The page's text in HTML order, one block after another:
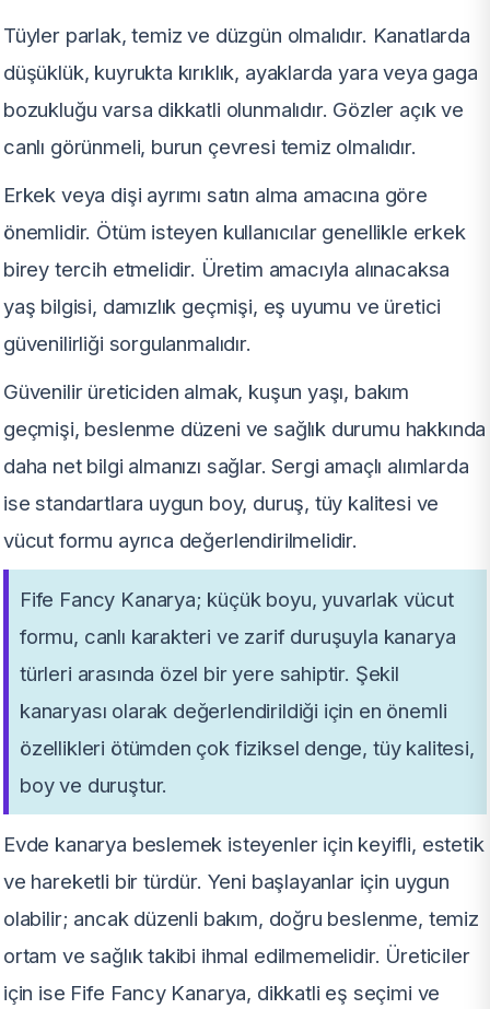
Tüyler parlak, temiz ve düzgün olmalıdır. Kanatlarda
düşüklük, kuyrukta kırıklık, ayaklarda yara veya gaga
bozukluğu varsa dikkatli olunmalıdır. Gözler açık ve
canlı görünmeli, burun çevresi temiz olmalıdır.
Erkek veya dişi ayrımı satın alma amacına göre
önemlidir. Ötüm isteyen kullanıcılar genellikle erkek
birey tercih etmelidir. Üretim amacıyla alınacaksa
yaş bilgisi, damızlık geçmişi, eş uyumu ve üretici
güvenilirliği sorgulanmalıdır.
Güvenilir üreticiden almak, kuşun yaşı, bakım
geçmişi, beslenme düzeni ve sağlık durumu hakkında
daha net bilgi almanızı sağlar. Sergi amaçlı alımlarda
ise standartlara uygun boy, duruş, tüy kalitesi ve
vücut formu ayrıca değerlendirilmelidir.
Fife Fancy Kanarya; küçük boyu, yuvarlak vücut
formu, canlı karakteri ve zarif duruşuyla kanarya
türleri arasında özel bir yere sahiptir. Şekil
kanaryası olarak değerlendirildiği için en önemli
özellikleri ötümden çok fiziksel denge, tüy kalitesi,
boy ve duruştur.
Evde kanarya beslemek isteyenler için keyifli, estetik
ve hareketli bir türdür. Yeni başlayanlar için uygun
olabilir; ancak düzenli bakım, doğru beslenme, temiz
ortam ve sağlık takibi ihmal edilmemelidir. Üreticiler
için ise Fife Fancy Kanarya, dikkatli eş seçimi ve